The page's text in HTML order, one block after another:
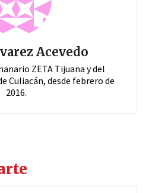
Acevedo
ZETA Tijuana y del
Culiacán, desde febrero de
2016.